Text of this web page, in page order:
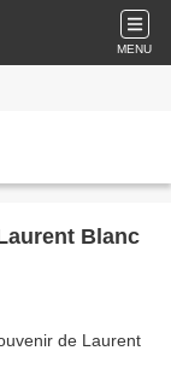
MENU
Blanc